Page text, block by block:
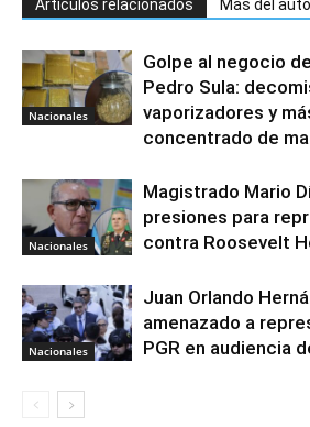
Artículos relacionados Más del
Nacionales
Golpe al negocio
Pedro Sula:
vaporizadores y
concentrado de
Nacionales
Magistrado Mario
presiones para
contra Roosevelt
Nacionales
Juan Orlando
amenazado a
PGR en audiencia